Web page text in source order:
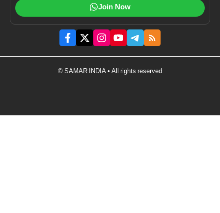
Join Now
© SAMAR INDIA • All rights reserved